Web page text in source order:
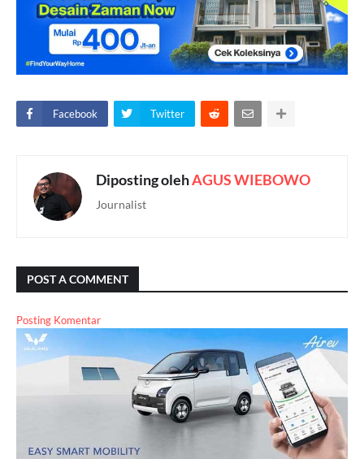
Facebook Twitter
Diposting olehAGUS WIEBOWO
Journalist
POST A COMMENT
Posting Komentar